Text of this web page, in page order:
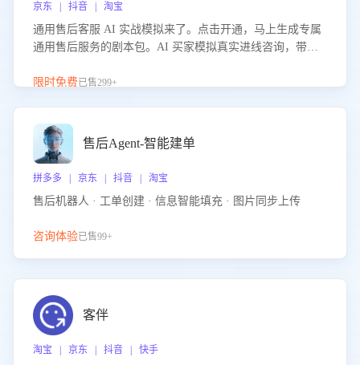
京东 | 抖音 | 淘宝
通用售后客服 AI 实战模拟来了。点击开通，马上生成专属
通用售后服务的剧本包。AI 买家模拟真实进线咨询，带您
的应对要点，轻松提升服务能力。
限时免费已售299+
售后Agent-智能建单
拼多多 | 京东 | 抖音 | 淘宝
售后机器人 · 工单创建 · 信息智能填充 · 图片同步上传
咨询体验已售99+
客伴
淘宝 | 京东 | 抖音 | 快手